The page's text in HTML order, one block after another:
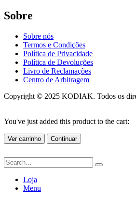
Sobre
Sobre nós
Termos e Condições
Política de Privacidade
Política de Devoluções
Livro de Reclamações
Centro de Arbitragem
Copyright © 2025 KODIAK. Todos os
You've just added this product to the cart:
Ver carrinho Continuar
Loja
Menu